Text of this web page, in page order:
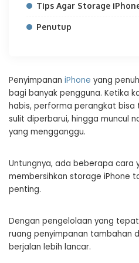
Tips Agar Storage
Penutup
Penyimpanan iPhone yang
bagi banyak pengguna. Ketika
habis, performa perangkat bisa
sulit diperbarui, hingga muncul
yang mengganggu.
Untungnya, ada beberapa cara
membersihkan storage iPhone
penting.
Dengan pengelolaan yang
ruang penyimpanan tambahan
berjalan lebih lancar.